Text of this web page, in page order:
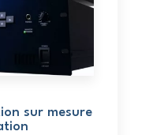
sur mesure